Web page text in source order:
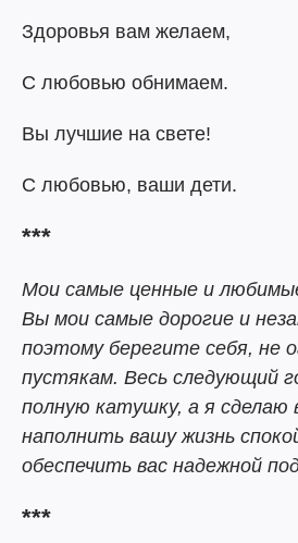
Здоровья вам желаем,
С любовью обнимаем.
Вы лучшие на свете!
С любовью, ваши дети.
***
Мои самые ценные и
Вы мои самые дорогие и
поэтому берегите себя, не
пустякам. Весь следующий
полную катушку, а я сделаю
наполнить вашу жизнь
обеспечить вас надежной
***